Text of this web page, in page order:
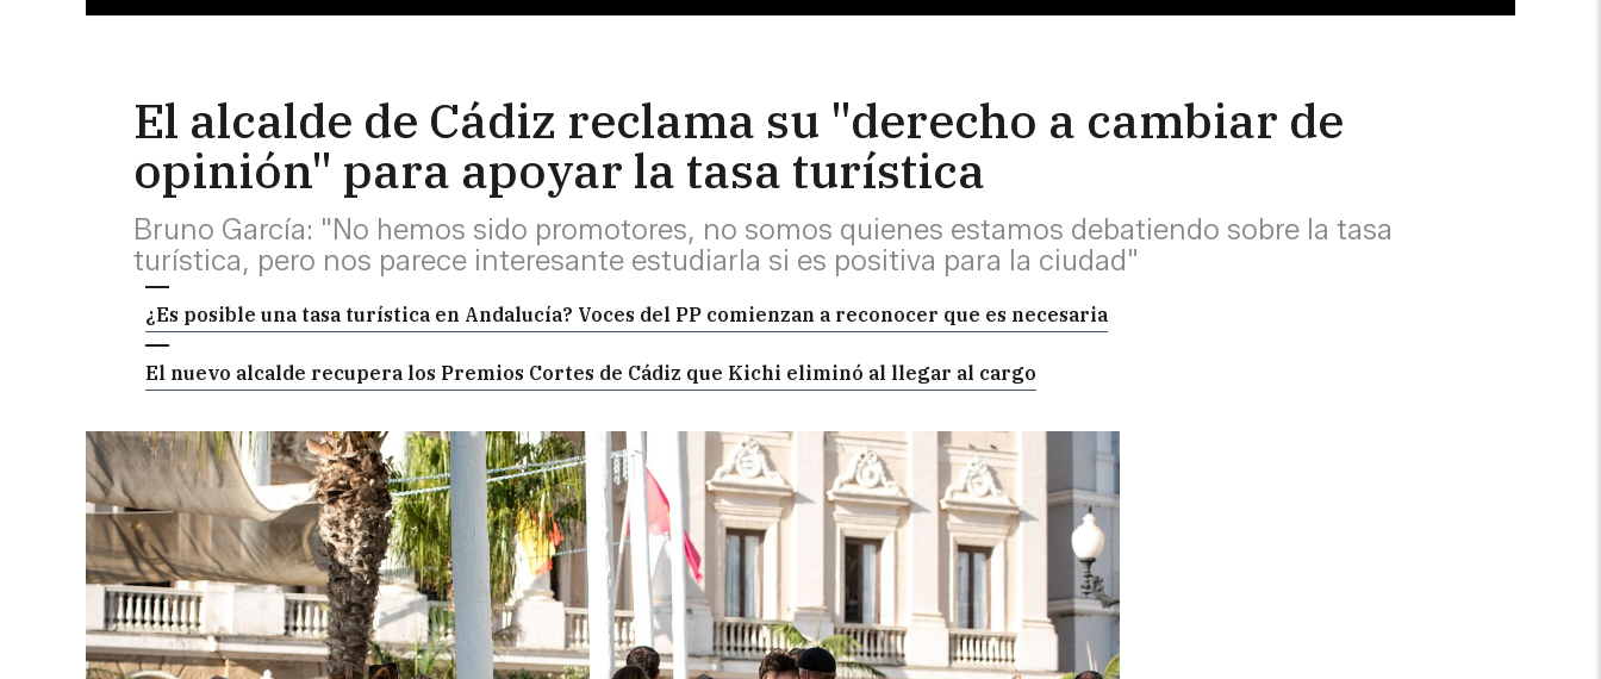
El alcalde de Cádiz reclama su "derecho a cambiar de
opinión" para apoyar la tasa turística
Bruno García: "No hemos sido promotores, no somos quienes estamos debatiendo sobre la tasa
turística, pero nos parece interesante estudiarla si es positiva para la ciudad"
¿Es posible una tasa turística en Andalucía? Voces del PP comienzan a reconocer que es necesaria
El nuevo alcalde recupera los Premios Cortes de Cádiz que Kichi eliminó al llegar al cargo